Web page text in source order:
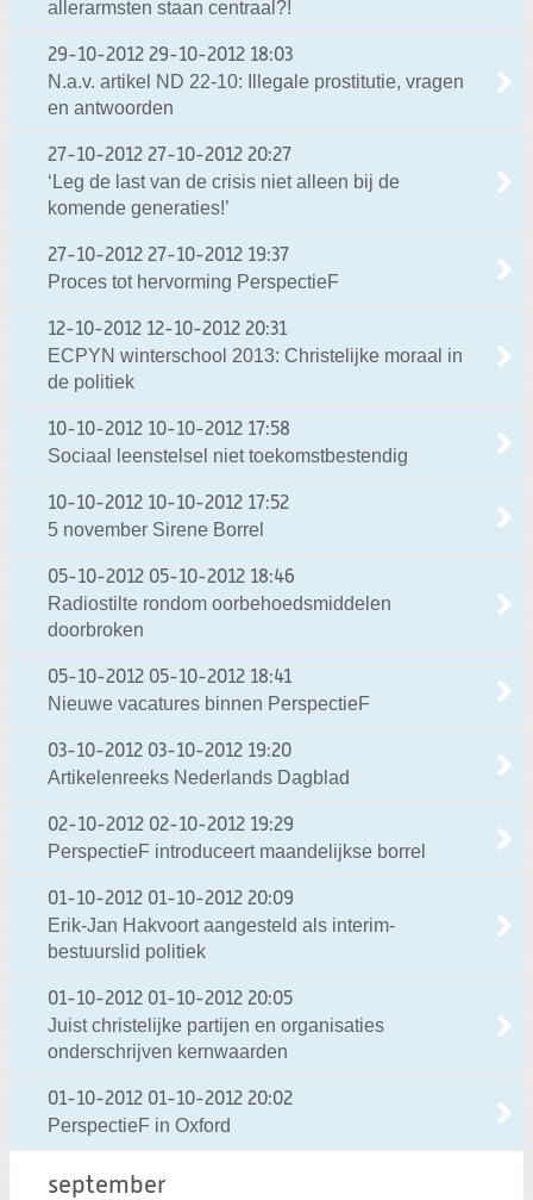
allerarmsten staan centraal?!
29-10-2012 29-10-2012 18:03
N.a.v. artikel ND 22-10: Illegale prostitutie, vragen
en antwoorden
27-10-2012 27-10-2012 20:27
‘Leg de last van de crisis niet alleen bij de
komende generaties!’
27-10-2012 27-10-2012 19:37
Proces tot hervorming PerspectieF
12-10-2012 12-10-2012 20:31
ECPYN winterschool 2013: Christelijke moraal in
de politiek
10-10-2012 10-10-2012 17:58
Sociaal leenstelsel niet toekomstbestendig
10-10-2012 10-10-2012 17:52
5 november Sirene Borrel
05-10-2012 05-10-2012 18:46
Radiostilte rondom oorbehoedsmiddelen
doorbroken
05-10-2012 05-10-2012 18:41
Nieuwe vacatures binnen PerspectieF
03-10-2012 03-10-2012 19:20
Artikelenreeks Nederlands Dagblad
02-10-2012 02-10-2012 19:29
PerspectieF introduceert maandelijkse borrel
01-10-2012 01-10-2012 20:09
Erik-Jan Hakvoort aangesteld als interim-
bestuurslid politiek
01-10-2012 01-10-2012 20:05
Juist christelijke partijen en organisaties
onderschrijven kernwaarden
01-10-2012 01-10-2012 20:02
PerspectieF in Oxford
september